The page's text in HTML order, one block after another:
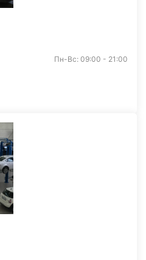
Пн-Вс: 09:00 - 21:00